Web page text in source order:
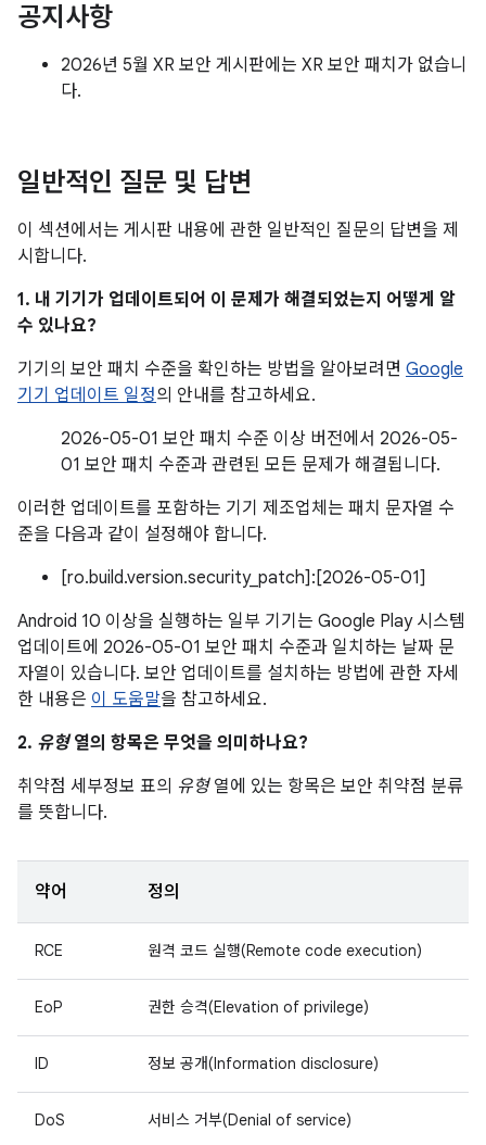
공지사항
2026년 5월 XR 보안 게시판에는 XR 보안 패치가 없습니
다.
일반적인 질문 및 답변
이 섹션에서는 게시판 내용에 관한 일반적인 질문의 답변을 제
시합니다.
1. 내 기기가 업데이트되어 이 문제가 해결되었는지 어떻게 알
수 있나요?
기기의 보안 패치 수준을 확인하는 방법을 알아보려면 Google
기기 업데이트 일정의 안내를 참고하세요.
2026-05-01 보안 패치 수준 이상 버전에서 2026-05-
01 보안 패치 수준과 관련된 모든 문제가 해결됩니다.
이러한 업데이트를 포함하는 기기 제조업체는 패치 문자열 수
준을 다음과 같이 설정해야 합니다.
[ro.build.version.security_patch]:[2026-05-01]
Android 10 이상을 실행하는 일부 기기는 Google Play 시스템
업데이트에 2026-05-01 보안 패치 수준과 일치하는 날짜 문
자열이 있습니다. 보안 업데이트를 설치하는 방법에 관한 자세
한 내용은 이 도움말을 참고하세요.
2. 유형열의 항목은 무엇을 의미하나요?
취약점 세부정보 표의 유형열에 있는 항목은 보안 취약점 분류
를 뜻합니다.
약어 정의
RCE 원격 코드 실행(Remote code execution)
EoP 권한 승격(Elevation of privilege)
ID 정보 공개(Information disclosure)
DoS 서비스 거부(Denial of service)